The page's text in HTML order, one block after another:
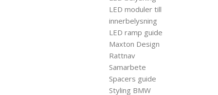
LED moduler till
innerbelysning
LED ramp guide
Maxton Design
Rattnav
Samarbete
Spacers guide
Styling BMW